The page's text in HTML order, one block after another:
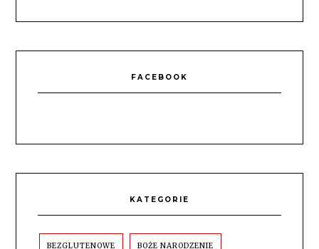
FACEBOOK
KATEGORIE
BEZGLUTENOWE BOŻE NARODZENIE